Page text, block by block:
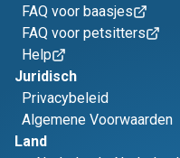
FAQ voor baasjes
FAQ voor petsitters
Help
Juridisch
Privacybeleid
Algemene Voorwaarden
Land